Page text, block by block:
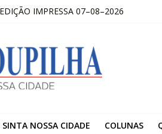
IMPRESSA 07–08–2026
é que ela esteja feliz”
07-08-2026 – LOJAS COLOMBO – edital
SINTA NOSSA CIDADE COLUNAS